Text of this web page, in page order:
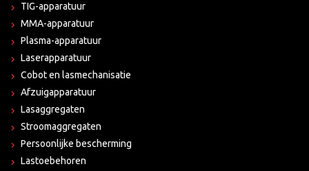
TIG-apparatuur
MMA-apparatuur
Plasma-apparatuur
Laserapparatuur
Cobot en lasmechanisatie
Afzuigapparatuur
Lasaggregaten
Stroomaggregaten
Persoonlijke bescherming
Lastoebehoren